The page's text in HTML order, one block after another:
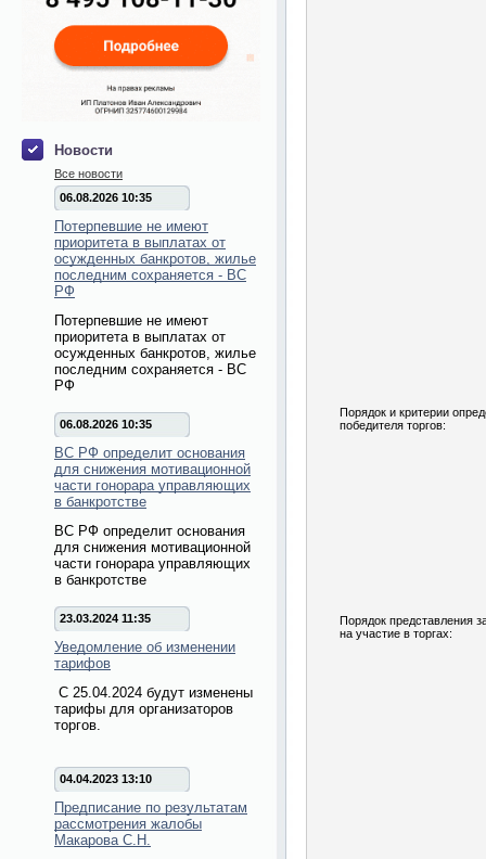
Новости
Все новости
06.08.2026 10:35
Потерпевшие не имеют
приоритета в выплатах от
осужденных банкротов, жилье
последним сохраняется - ВС
РФ
Потерпевшие не имеют
приоритета в выплатах от
осужденных банкротов, жилье
последним сохраняется - ВС
РФ
06.08.2026 10:35
ВС РФ определит основания
для снижения мотивационной
части гонорара управляющих
в банкротстве
ВС РФ определит основания
для снижения мотивационной
части гонорара управляющих
в банкротстве
23.03.2024 11:35
Уведомление об изменении
тарифов
С 25.04.2024 будут изменены
тарифы для организаторов
торгов.
04.04.2023 13:10
Предписание по результатам
рассмотрения жалобы
Макарова С.Н.
Порядок и критерии
победителя торгов:
Порядок представления
на участие в торгах: